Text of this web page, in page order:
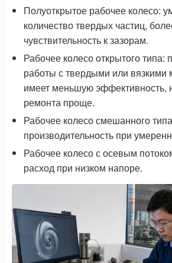
Полуоткрытое рабочее колесо:
количество твердых частиц,
чувствительность к зазорам.
Рабочее колесо открытого типа:
работы с твердыми или вязкими
имеет меньшую эффективность,
ремонта проще.
Рабочее колесо смешанного
производительность при
Рабочее колесо с осевым
расход при низком напоре.